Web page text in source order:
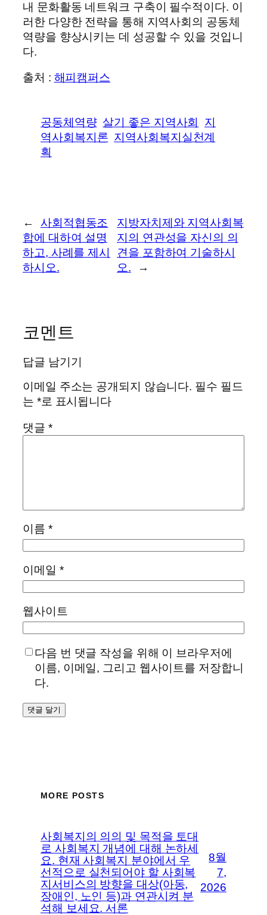
내 문화활동 네트워크 구축이 필수적이다. 이
러한 다양한 전략을 통해 지역사회의 공동체
역량을 향상시키는 데 성공할 수 있을 것입니
다.
출처 : 해피캠퍼스
공동체역량 살기 좋은 지역사회
지
역사회복지론 지역사회복지실천계
획
←
사회적협동조
합에 대하여 설명
하고, 사례를 제시
하시오.
지방자치제와 지역사회복
지의 연관성을 자신의 의
견을 포함하여 기술하시
오.
→
코멘트
답글 남기기
이메일 주소는 공개되지 않습니다. 필수 필드
는 *로 표시됩니다
댓글 *
이름 *
이메일 *
웹사이트
다음 번 댓글 작성을 위해 이 브라우저에
이름, 이메일, 그리고 웹사이트를 저장합니
다.
MORE POSTS
사회복지의 의의 및 목적을 토대
로 사회복지 개념에 대해 논하세
요. 현재 사회복지 분야에서 우
선적으로 실천되어야 할 사회복
지서비스의 방향을 대상(아동,
장애인, 노인 등)과 연관시켜 분
석해 보세요. 서론
8월
7,
2026